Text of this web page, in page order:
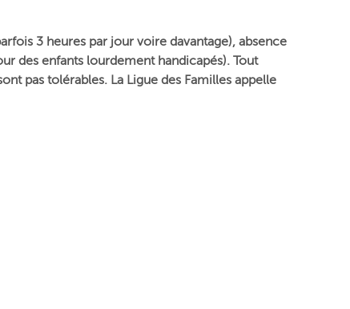
3 heures par jour voire davantage), absence
des enfants lourdement handicapés). Tout
pas tolérables. La Ligue des Familles appelle